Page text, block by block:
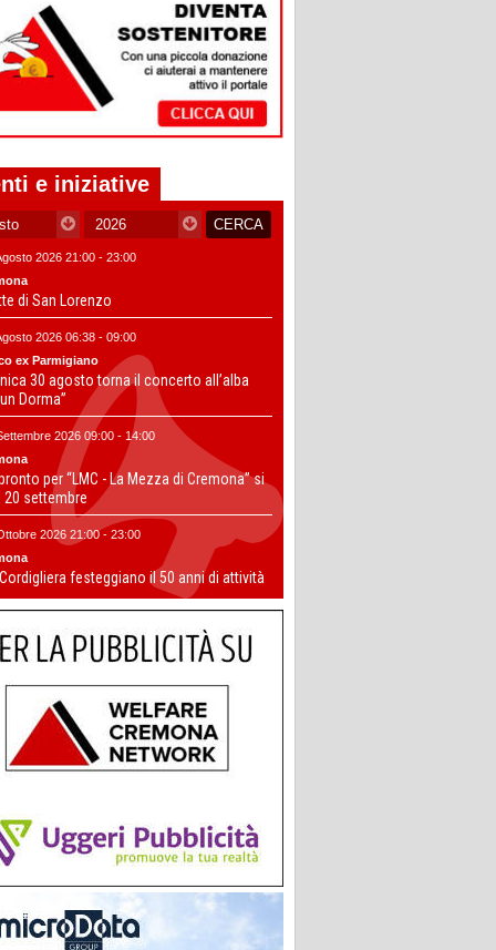
e iniziative
2026 21:00 - 23:00
di San Lorenzo
2026 06:38 - 09:00
ex Parmigiano
30 agosto torna il concerto all’alba
Dorma”
2026 09:00 - 14:00
per “LMC - La Mezza di Cremona” si
20 settembre
2026 21:00 - 23:00
festeggiano il 50 anni di attività